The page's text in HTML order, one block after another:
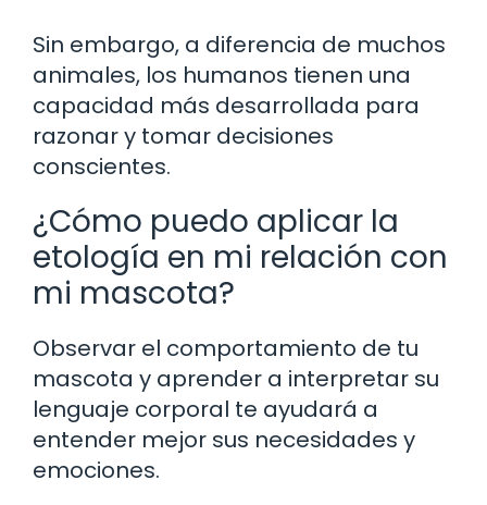
Sin embargo, a diferencia de muchos
animales, los humanos tienen una
capacidad más desarrollada para
razonar y tomar decisiones
conscientes.
¿Cómo puedo aplicar la
etología en mi relación con
mi mascota?
Observar el comportamiento de tu
mascota y aprender a interpretar su
lenguaje corporal te ayudará a
entender mejor sus necesidades y
emociones.